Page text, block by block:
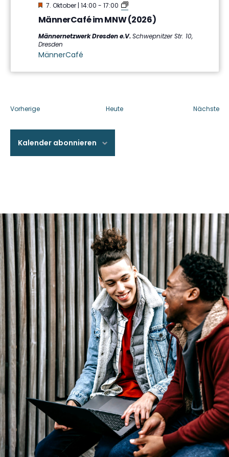
MännerCafé im MNW (2026)
Hervorgehoben
7. Oktober | 14:00 - 17:00
MännerCafé
im
MNW
Männernetzwerk Dresden e.V.Schwepnitzer Str. 10,
Dresden
MännerCafé
VorherigeVeranstaltungen Heute Nächste
Kalender abonnieren